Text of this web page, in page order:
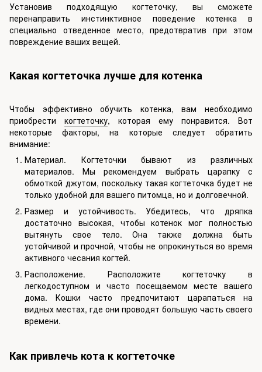
Установив подходящую когтеточку, вы сможете
перенаправить инстинктивное поведение котенка в
специально отведенное место, предотвратив при этом
повреждение ваших вещей.
Какая когтеточка лучше для котенка
Чтобы эффективно обучить котенка, вам необходимо
приобрести когтеточку, которая ему понравится. Вот
некоторые факторы, на которые следует обратить
внимание:
Материал. Когтеточки бывают из различных
материалов. Мы рекомендуем выбрать царапку с
обмоткой джутом, поскольку такая когтеточка будет не
только удобной для вашего питомца, но и долговечной.
Размер и устойчивость. Убедитесь, что дряпка
достаточно высокая, чтобы котенок мог полностью
вытянуть свое тело. Она также должна быть
устойчивой и прочной, чтобы не опрокинуться во время
активного чесания когтей.
Расположение. Расположите когтеточку в
легкодоступном и часто посещаемом месте вашего
дома. Кошки часто предпочитают царапаться на
видных местах, где они проводят большую часть своего
времени.
Как привлечь кота к когтеточке